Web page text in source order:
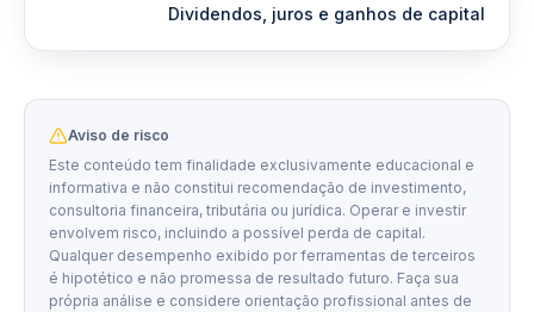
Dividendos, juros e ganhos de capital
Aviso de risco
Este conteúdo tem finalidade exclusivamente educacional e
informativa e não constitui recomendação de investimento,
consultoria financeira, tributária ou jurídica. Operar e investir
envolvem risco, incluindo a possível perda de capital.
Qualquer desempenho exibido por ferramentas de terceiros
é hipotético e não promessa de resultado futuro. Faça sua
própria análise e considere orientação profissional antes de